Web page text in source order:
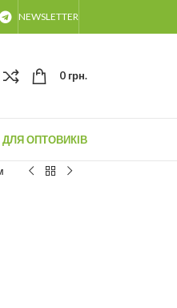
NEWSLETTER
0 грн.
ДЛЯ ОПТОВИКІВ